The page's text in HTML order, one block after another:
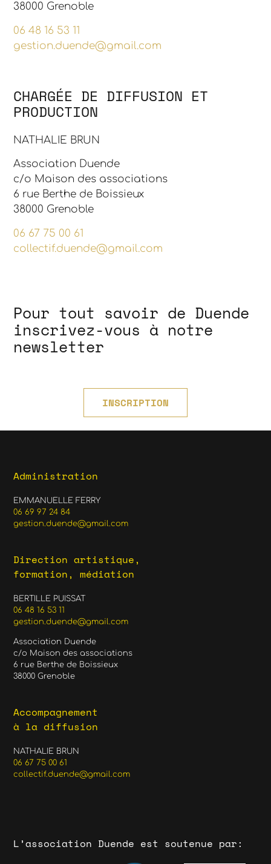
38000 Grenoble
06 48 16 53 11
gestion.duende@gmail.com
CHARGÉE DE DIFFUSION ET
PRODUCTION
NATHALIE BRUN
Association Duende
c/o Maison des associations
6 rue Berthe de Boissieux
38000 Grenoble
06 67 75 00 61
collectif.duende@gmail.com
Pour tout savoir de Duende
inscrivez-vous à notre
newsletter
INSCRIPTION
Administration
EMMANUELLE FERRY
06 69 97 24 84
gestion.duende@gmail.com
Direction artistique,
formation, médiation
BERTILLE PUISSAT
06 48 16 53 11
gestion.duende@gmail.com
Association Duende
c/o Maison des associations
6 rue Berthe de Boissieux
38000 Grenoble
Accompagnement
à la diffusion
NATHALIE BRUN
06 67 75 00 61
collectif.duende@gmail.com
L’association Duende est soutenue par: